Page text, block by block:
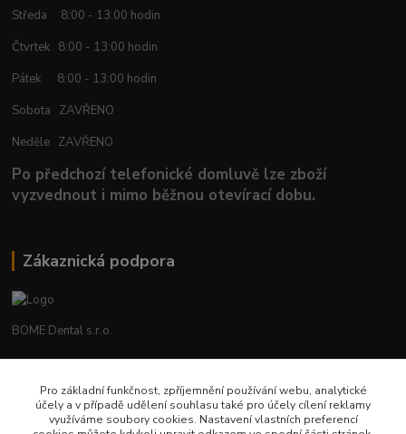
Středa 8:00 - 13:00 hodin
Čtvrtek 8:00 - 13:00 hodin
Pátek 8:00 - 13:00 hodin
Sobota ZAVŘENO
Neděle ZAVŘENO
Po předchozí telefonické domluvě lze zboží
vyzvednout i mimo běžnou otevírací dobu.
Zákaznická podpora
BOME Dental s.r.o.
info@bomedental.eu
Pro základní funkčnost, zpříjemnění používání webu, analytické
účely a v případě udělení souhlasu také pro účely cílení reklamy
využíváme soubory cookies. Nastavení vlastních preferencí